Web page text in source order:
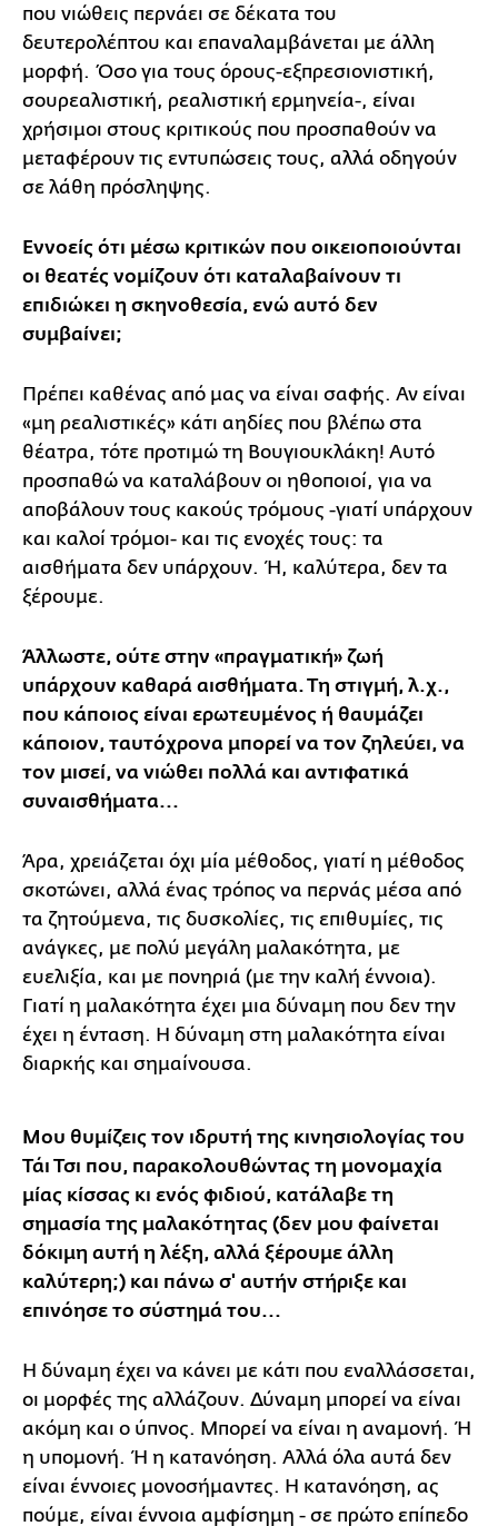
που νιώθεις περνάει σε δέκατα του
δευτερολέπτου και επαναλαμβάνεται με άλλη
μορφή. Όσο για τους όρους-εξπρεσιονιστική,
σουρεαλιστική, ρεαλιστική ερμηνεία-, είναι
χρήσιμοι στους κριτικούς που προσπαθούν να
μεταφέρουν τις εντυπώσεις τους, αλλά οδηγούν
σε λάθη πρόσληψης.
Εννοείς ότι μέσω κριτικών που οικειοποιούνται
οι θεατές νομίζουν ότι καταλαβαίνουν τι
επιδιώκει η σκηνοθεσία, ενώ αυτό δεν
συμβαίνει;
Πρέπει καθένας από μας να είναι σαφής. Αν είναι
«μη ρεαλιστικές» κάτι αηδίες που βλέπω στα
θέατρα, τότε προτιμώ τη Βουγιουκλάκη! Αυτό
προσπαθώ να καταλάβουν οι ηθοποιοί, για να
αποβάλουν τους κακούς τρόμους -γιατί υπάρχουν
και καλοί τρόμοι- και τις ενοχές τους: τα
αισθήματα δεν υπάρχουν. Ή, καλύτερα, δεν τα
ξέρουμε.
Άλλωστε, ούτε στην «πραγματική» ζωή
υπάρχουν καθαρά αισθήματα. Τη στιγμή, λ.χ.,
που κάποιος είναι ερωτευμένος ή θαυμάζει
κάποιον, ταυτόχρονα μπορεί να τον ζηλεύει, να
τον μισεί, να νιώθει πολλά και αντιφατικά
συναισθήματα...
Άρα, χρειάζεται όχι μία μέθοδος, γιατί η μέθοδος
σκοτώνει, αλλά ένας τρόπος να περνάς μέσα από
τα ζητούμενα, τις δυσκολίες, τις επιθυμίες, τις
ανάγκες, με πολύ μεγάλη μαλακότητα, με
ευελιξία, και με πονηριά (με την καλή έννοια).
Γιατί η μαλακότητα έχει μια δύναμη που δεν την
έχει η ένταση. Η δύναμη στη μαλακότητα είναι
διαρκής και σημαίνουσα.
Μου θυμίζεις τον ιδρυτή της κινησιολογίας του
Τάι Τσι που, παρακολουθώντας τη μονομαχία
μίας κίσσας κι ενός φιδιού, κατάλαβε τη
σημασία της μαλακότητας (δεν μου φαίνεται
δόκιμη αυτή η λέξη, αλλά ξέρουμε άλλη
καλύτερη;) και πάνω σ' αυτήν στήριξε και
επινόησε το σύστημά του...
Η δύναμη έχει να κάνει με κάτι που εναλλάσσεται,
οι μορφές της αλλάζουν. Δύναμη μπορεί να είναι
ακόμη και ο ύπνος. Μπορεί να είναι η αναμονή. Ή
η υπομονή. Ή η κατανόηση. Αλλά όλα αυτά δεν
είναι έννοιες μονοσήμαντες. Η κατανόηση, ας
πούμε, είναι έννοια αμφίσημη - σε πρώτο επίπεδο